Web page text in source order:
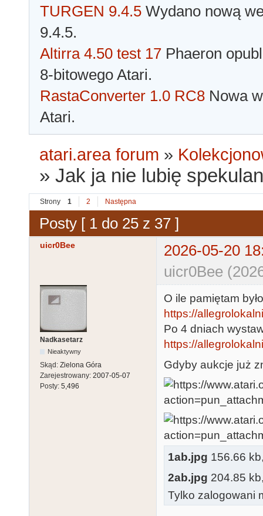
TURGEN 9.4.5 Wydano nową
9.4.5.
Altirra 4.50 test 17 Phaeron
8-bitowego Atari.
RastaConverter 1.0 RC8 Nowa
Atari.
atari.area forum »
»Jak ja nie lubię
Strony 1 2 Następna
Posty [ 1 do 25 z 37 ]
uicr0Bee
2026-05-20
uicr0Bee
Nadkasetarz
Nieaktywny
Skąd: Zielona Góra
Zarejestrowany: 2007-05-07
Posty: 5,496
O ile pamiętam
https://
Po 4 dniach
https://
Gdyby aukcje już
1ab.jpg 156.66
2ab.jpg 204.85
Tylko zalogowani